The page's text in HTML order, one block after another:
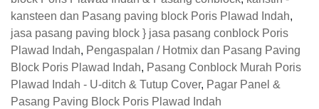
kansteen dan Pasang paving block Poris Plawad Indah,
jasa pasang paving block } jasa pasang conblock Poris
Plawad Indah, Pengaspalan / Hotmix dan Pasang Paving
Block Poris Plawad Indah, Pasang Conblock Murah Poris
Plawad Indah - U-ditch & Tutup Cover, Pagar Panel &
Pasang Paving Block Poris Plawad Indah